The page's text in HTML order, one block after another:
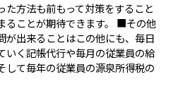
た方法も前もって対策をすること
ることが期待できます。 ■その他
が出来ることはこの他にも、毎日
いく記帳代行や毎月の従業員の給
して毎年の従業員の源泉所得税の